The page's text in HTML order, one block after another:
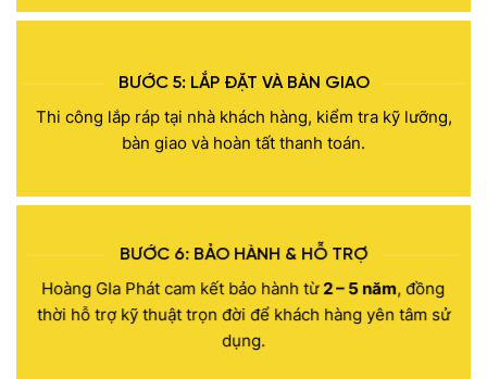
KHÁCH
Thi công lắp ráp cửa chống muỗi tại nhà khách hàng,
kiểm tra kỹ lưỡng và bàn giao cho khách hàng, sau đó
BƯỚC 5: LẮP ĐẶT VÀ BÀN GIAO
Thi công lắp ráp tại nhà khách hàng, kiểm tra kỹ lưỡng,
bàn giao và hoàn tất thanh toán.
BƯỚC 6: BẢO HÀNH & HỖ TRỢ
Hoàng GIa Phát cam kết bảo hành từ 2 – 5 năm, đồng
thời hỗ trợ kỹ thuật trọn đời để khách hàng yên tâm sử
dụng.